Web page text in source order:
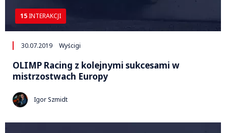
15 INTERAKCJI
30.07.2019 Wyścigi
OLIMP Racing z kolejnymi sukcesami w
mistrzostwach Europy
Igor Szmidt